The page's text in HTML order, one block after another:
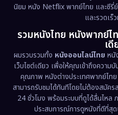
Erotic
Family ครอบครัว
Fantasy จินตนาการ
Fiction
Film
นิยม หนัง Netflix พากย์ไทย และซีรี่
และรวดเร็
รวมหนังไทย หนังพากย์ไ
เดี
ผมรวบรวมทั้ง หนังออนไลน์ไทย หนั
เว็บไซต์เดียว เพื่อให้คุณเข้าถึงความ
คุณภาพ หนังต่างประเทศพากย์ไ
สามารถรับชมได้ทันทีโดยไม่ต้องสมัค
24 ชั่วโมง พร้อมระบบที่ดูได้ลื่นไหล
ประสบการณ์การดูหนังที่ดีที่สุ